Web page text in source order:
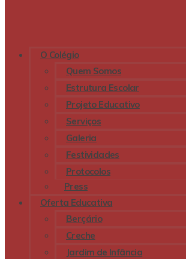
O Colégio
Quem Somos
Estrutura Escolar
Projeto Educativo
Serviços
Galeria
Festividades
Protocolos
Press
Oferta Educativa
Berçário
Creche
Jardim de Infância